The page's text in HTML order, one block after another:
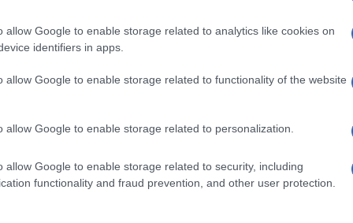
allow Google to enable storage related to analytics like cookies on
identifiers in apps.
allow Google to enable storage related to functionality of the website
allow Google to enable storage related to personalization.
allow Google to enable storage related to security, including
functionality and fraud prevention, and other user protection.
deriva dal legame con gli eventi
si accompagnano a uno stile
recupera l’idea del circuito come
quelle sensazioni in termini di aromaticità